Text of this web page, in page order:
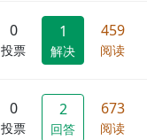
0
投票
1
解决
459
阅读
0
投票
2
回答
673
阅读